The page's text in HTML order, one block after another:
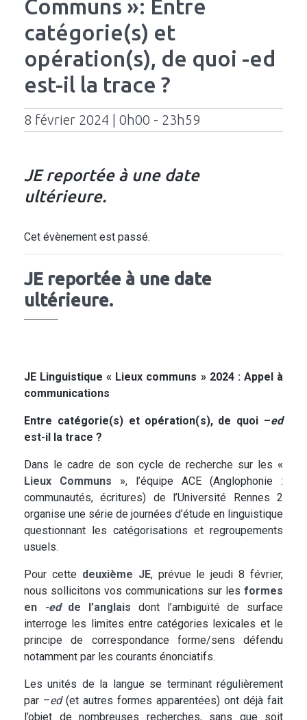
Communs »: Entre
catégorie(s) et
opération(s), de quoi -ed
est-il la trace ?
8 février 2024 | 0h00 - 23h59
JE reportée à une date
ultérieure.
Cet évènement est passé.
JE reportée à une date
ultérieure.
JE Linguistique « Lieux communs » 2024 : Appel à
communications
Entre catégorie(s) et opération(s), de quoi –ed
est-il la trace ?
Dans le cadre de son cycle de recherche sur les «
Lieux Communs », l’équipe ACE (Anglophonie :
communautés, écritures) de l’Université Rennes 2
organise une série de journées d’étude en linguistique
questionnant les catégorisations et regroupements
usuels.
Pour cette deuxième JE, prévue le jeudi 8 février,
nous sollicitons vos communications sur les formes
en
-ed de l’anglais dont l’ambiguïté de surface
interroge les limites entre catégories lexicales et le
principe de correspondance forme/sens défendu
notamment par les courants énonciatifs.
Les unités de la langue se terminant régulièrement
par –ed (et autres formes apparentées) ont déjà fait
l’objet de nombreuses recherches, sans que soit